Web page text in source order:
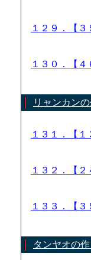
１２９．【
１３０．【
リャンカン
１３１．【
１３２．【
１３３．【
タンヤオの